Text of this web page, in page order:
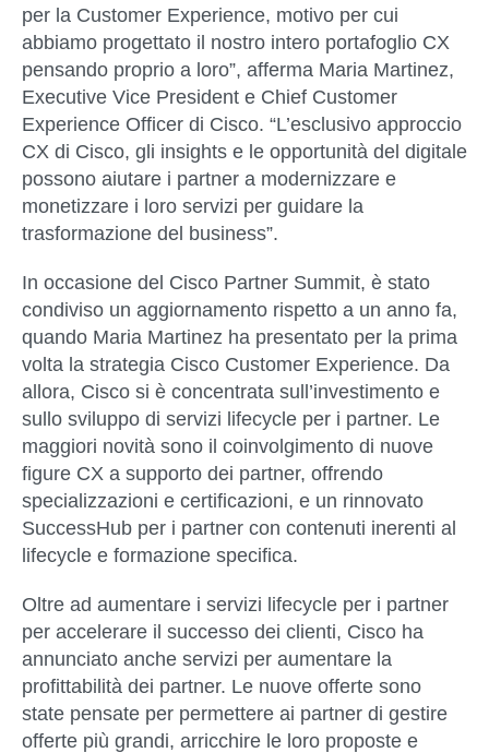
per la Customer Experience, motivo per cui
abbiamo progettato il nostro intero portafoglio CX
pensando proprio a loro”, afferma Maria Martinez,
Executive Vice President e Chief Customer
Experience Officer di Cisco. “L’esclusivo approccio
CX di Cisco, gli insights e le opportunità del digitale
possono aiutare i partner a modernizzare e
monetizzare i loro servizi per guidare la
trasformazione del business”.
In occasione del Cisco Partner Summit, è stato
condiviso un aggiornamento rispetto a un anno fa,
quando Maria Martinez ha presentato per la prima
volta la strategia Cisco Customer Experience. Da
allora, Cisco si è concentrata sull’investimento e
sullo sviluppo di servizi lifecycle per i partner. Le
maggiori novità sono il coinvolgimento di nuove
figure CX a supporto dei partner, offrendo
specializzazioni e certificazioni, e un rinnovato
SuccessHub per i partner con contenuti inerenti al
lifecycle e formazione specifica.
Oltre ad aumentare i servizi lifecycle per i partner
per accelerare il successo dei clienti, Cisco ha
annunciato anche servizi per aumentare la
profittabilità dei partner. Le nuove offerte sono
state pensate per permettere ai partner di gestire
offerte più grandi, arricchire le loro proposte e